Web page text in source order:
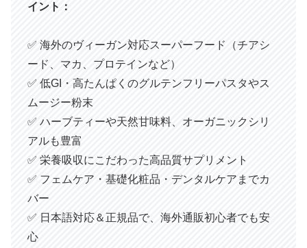
イント：
✅ 海外のヴィーガン対応スーパーフード（チアシ
ード、マカ、プロテインなど）
✅ 低GI・高たんぱくのグルテンフリーパスタやス
ムージー粉末
✅ ハーブティーや天然甘味料、オーガニックシリ
アルも豊富
✅ 栄養吸収にこだわった高品質サプリメント
✅ フェムケア・基礎化粧品・デンタルケアまでカ
バー
✅ 日本語対応＆正規品で、海外通販初心者でも安
心